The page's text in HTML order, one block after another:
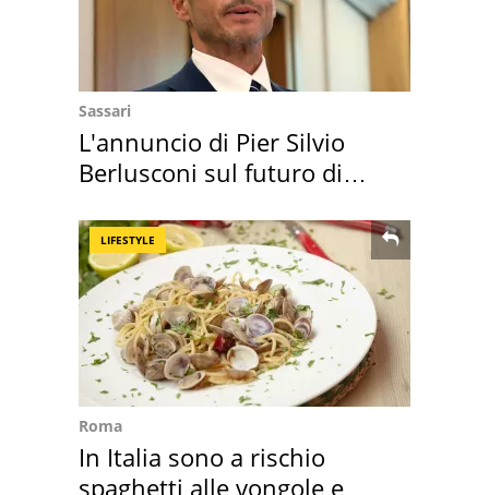
Sassari
L'annuncio di Pier Silvio
Berlusconi sul futuro di
LIFESTYLE
Roma
In Italia sono a rischio
spaghetti alle vongole e